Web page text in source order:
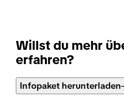
Willst du mehr
erfahren?
Infopaket herunterladen